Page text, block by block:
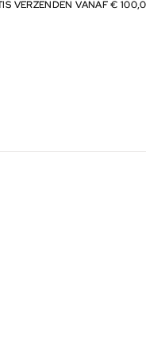
VERZENDEN VANAF €
VERZENDEN VANAF €